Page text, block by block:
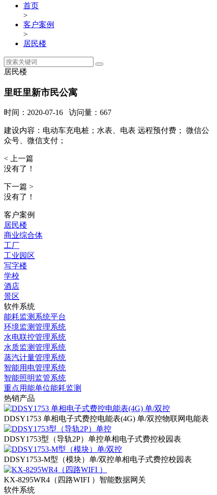
首页
>
客户案例
>
居民楼
居民楼
里旺里新市民公寓
时间：2020-07-16 访问量：667
建设内容：电动车充电桩；水表、电表 远程预付费； 微信公
众号、微信支付；
< 上一篇
没有了！
下一篇 >
没有了！
客户案例
居民楼
商业综合体
工厂
工业园区
写字楼
学校
酒店
景区
软件系统
能耗监测系统平台
环境监测管理系统
水电联控管理系统
水质监测管理系统
蒸汽计量管理系统
智能用电管理系统
智能照明监管系统
重点用能单位能耗监测
热销产品
DDSY1753 单相电子式费控电能表(4G) 单/双控物联网电能表
DDSY1753型（导轨2P）单控单相电子式费控校园表
DDSY1753-M型（模块）单/双控单相电子式费控校园表
KX-8295WR4（四路WIFI ） 智能数据网关
软件系统